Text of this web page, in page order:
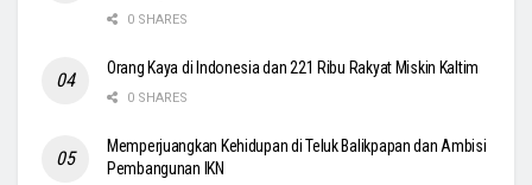
0 SHARES
Orang Kaya di Indonesia dan 221 Ribu Rakyat Miskin Kaltim
0 SHARES
Memperjuangkan Kehidupan di Teluk Balikpapan dan Ambisi
Pembangunan IKN